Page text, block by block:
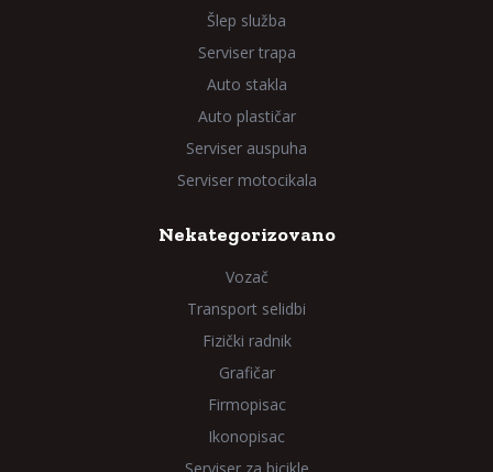
Šlep služba
Serviser trapa
Auto stakla
Auto plastičar
Serviser auspuha
Serviser motocikala
Nekategorizovano
Vozač
Transport selidbi
Fizički radnik
Grafičar
Firmopisac
Ikonopisac